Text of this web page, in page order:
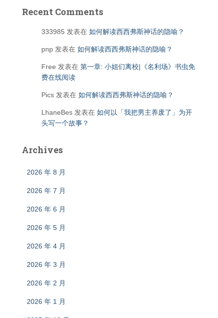
Recent Comments
333985 发表在 如何解读西西弗斯神话的隐喻？
pnp 发表在 如何解读西西弗斯神话的隐喻？
Free 发表在 第一章: 小姐们离校|《名利场》书虫免
费在线阅读
Pics 发表在 如何解读西西弗斯神话的隐喻？
LhaneBes 发表在 如何以「我把男主养废了」为开
头写一个故事？
Archives
2026 年 8 月
2026 年 7 月
2026 年 6 月
2026 年 5 月
2026 年 4 月
2026 年 3 月
2026 年 2 月
2026 年 1 月